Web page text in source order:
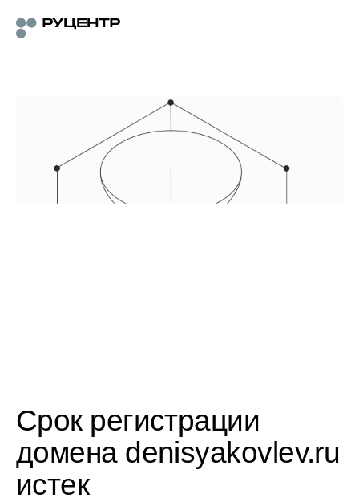
Срок регистрации
домена denisyakovlev.ru
истек